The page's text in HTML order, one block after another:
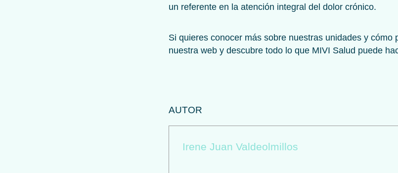
un referente en la atención integral del dolor crónico.
Si quieres conocer más sobre nuestras unidades y cómo
nuestra web y descubre todo lo que MIVI Salud puede
AUTOR
Irene Juan Valdeolmillos